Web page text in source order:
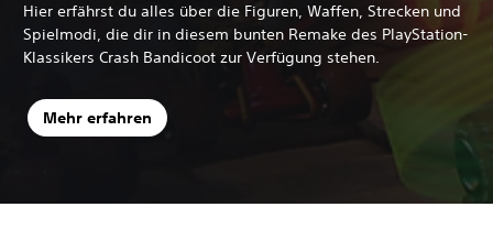
Hier erfährst du alles über die Figuren, Waffen, Strecken und
Spielmodi, die dir in diesem bunten Remake des PlayStation-
Klassikers Crash Bandicoot zur Verfügung stehen.
Mehr erfahren